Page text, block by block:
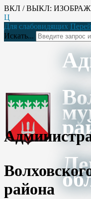
ВКЛ / ВЫКЛ:
Ц
Для слабовидящих
Искать...
района